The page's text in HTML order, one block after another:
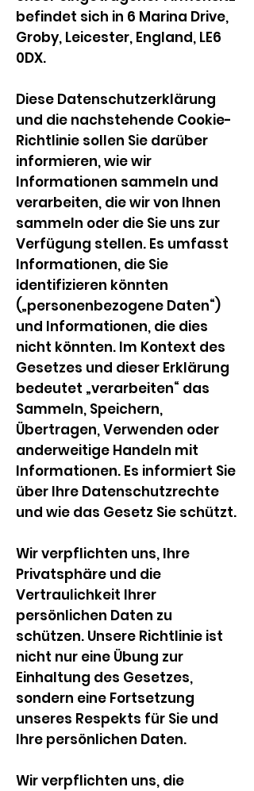
befindet sich in 6 Marina Drive,
Groby, Leicester, England, LE6
0DX.
Diese Datenschutzerklärung
und die nachstehende Cookie-
Richtlinie sollen Sie darüber
informieren, wie wir
Informationen sammeln und
verarbeiten, die wir von Ihnen
sammeln oder die Sie uns zur
Verfügung stellen. Es umfasst
Informationen, die Sie
identifizieren könnten
(„personenbezogene Daten“)
und Informationen, die dies
nicht könnten. Im Kontext des
Gesetzes und dieser Erklärung
bedeutet „verarbeiten“ das
Sammeln, Speichern,
Übertragen, Verwenden oder
anderweitige Handeln mit
Informationen. Es informiert Sie
über Ihre Datenschutzrechte
und wie das Gesetz Sie schützt.
Wir verpflichten uns, Ihre
Privatsphäre und die
Vertraulichkeit Ihrer
persönlichen Daten zu
schützen. Unsere Richtlinie ist
nicht nur eine Übung zur
Einhaltung des Gesetzes,
sondern eine Fortsetzung
unseres Respekts für Sie und
Ihre persönlichen Daten.
Wir verpflichten uns, die